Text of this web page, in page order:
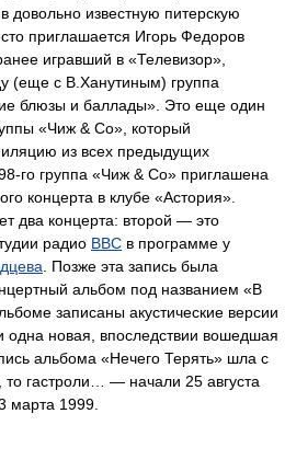
довольно известную питерскую
приглашается Игорь Федоров
игравший в «Телевизор»,
(еще с В.Ханутиным) группа
блюзы и баллады». Это еще один
«Чиж & Со», который
из всех предыдущих
го группа «Чиж & Со» приглашена
концерта в клубе «Астория».
два концерта: второй — это
радио BBC в программе у
. Позже эта запись была
альбом под названием «В
записаны акустические версии
одна новая, впоследствии вошедшая
альбома «Нечего Терять» шла с
гастроли… — начали 25 августа
марта 1999.